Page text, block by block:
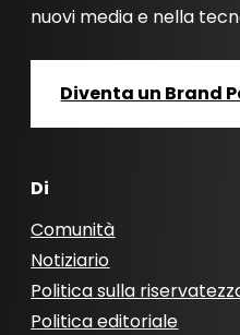
nuovi media e nella
Diventa un Brand
Di
Comunità
Notiziario
Politica sulla
Politica editoriale